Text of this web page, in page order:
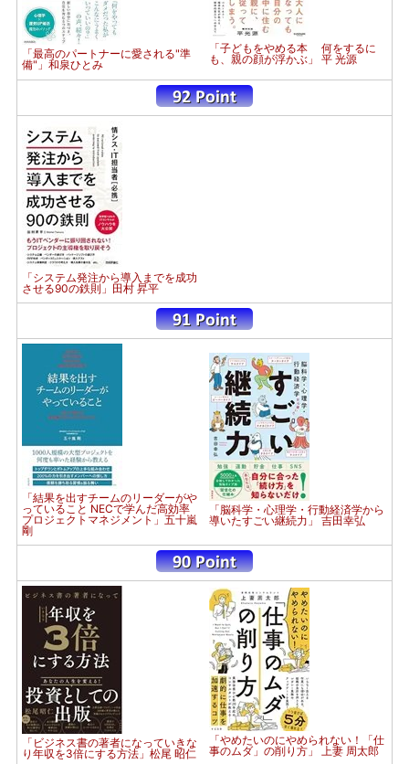
「最高のパートナーに愛される"準
備"」和泉ひとみ
「子どもをやめる本 何をするに
も、親の顔が浮かぶ」 平 光源
「システム発注から導入までを成功
させる90の鉄則」田村 昇平
「結果を出すチームのリーダーがや
っていること NECで学んだ高効率
プロジェクトマネジメント」五十嵐
剛
「脳科学・心理学・行動経済学から
導いたすごい継続力」 吉田幸弘
「ビジネス書の著者になっていきな
り年収を3倍にする方法」松尾 昭仁
「やめたいのにやめられない！「仕
事のムダ」の削り方」 上妻 周太郎